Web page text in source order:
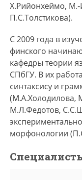
Х.Рийонхеймо, М.-
П.С.Толстикова).
С 2009 года в
финского
кафедры теории
СПбГУ. В их
синтаксису и
(М.А.Холодилова,
М.Л.Федотов,
морфонологии